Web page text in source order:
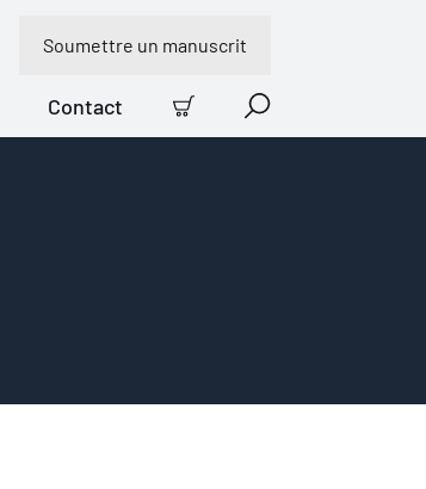
Soumettre un manuscrit
Contact
Panier Recherche